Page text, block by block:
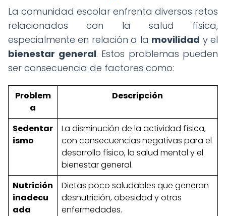
La comunidad escolar enfrenta diversos retos
relacionados con la salud física,
especialmente en relación a la movilidad y el
bienestar general. Estos problemas pueden
ser consecuencia de factores como:
Problem
a
Descripción
Sedentar
ismo
La disminución de la actividad física,
con consecuencias negativas para el
desarrollo físico, la salud mental y el
bienestar general.
Nutrición
inadecu
ada
Dietas poco saludables que generan
desnutrición, obesidad y otras
enfermedades.